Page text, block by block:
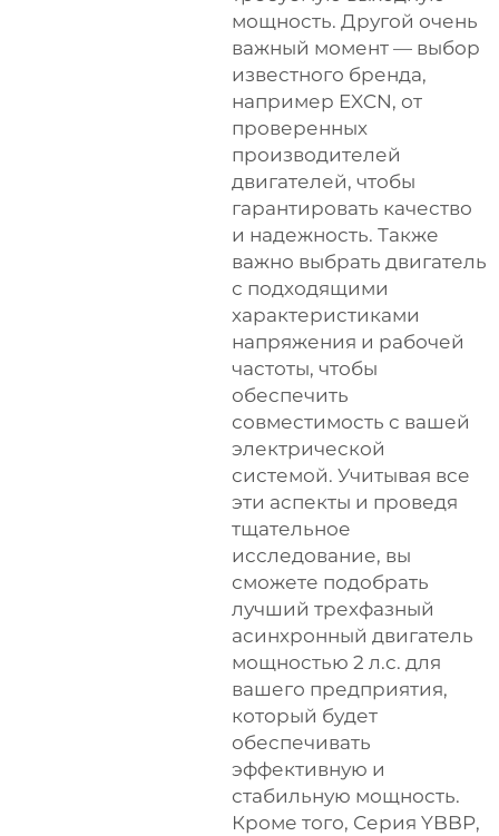
мощность. Другой очень
важный момент — выбор
известного бренда,
например EXCN, от
проверенных
производителей
двигателей, чтобы
гарантировать качество
и надежность. Также
важно выбрать двигатель
с подходящими
характеристиками
напряжения и рабочей
частоты, чтобы
обеспечить
совместимость с вашей
электрической
системой. Учитывая все
эти аспекты и проведя
тщательное
исследование, вы
сможете подобрать
лучший трехфазный
асинхронный двигатель
мощностью 2 л.с. для
вашего предприятия,
который будет
обеспечивать
эффективную и
стабильную мощность.
Кроме того, Серия YBBP,